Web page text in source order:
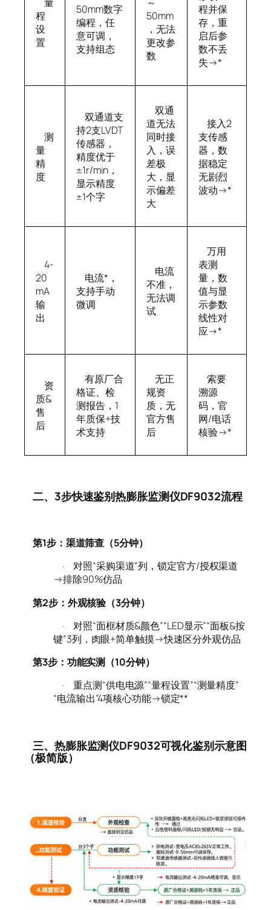
程
设
置
50mm数字
编程，任
意可调，
支持组态
50mm
，无法
更改参
数
程并保
存，重
启后参
数不丢
失→*
测
量
精
度
双通道支
持2支LVDT
传感器，
精度优于
±1r/min，
显示精度
±1个字
双通
道无法
同时接
入，误
差极
大，显
示偏差
大
接入2
支传感
器，数
据稳定
无剧烈
波动→*
4-
20
mA
输
出
电流*，
支持手动
微调
电流
不准，
无法调
试
万用
表测
量，数
值与显
示参数
线性对
应→*
资
质&
售
后
有原厂合
格证、检
测报告，1
年质保+技
术支持
无正
规资
质，无
官方售
后
索要
溯源
码，官
网/电话
核验→*
二、3步快速鉴别热膨胀监测仪DF9032流程
第1步：渠道筛查（5分钟）
·
对照“采购渠道”列，锁定官方/授权渠道
→排除90%仿品
第2步：外观核验（3分钟）
·
对照“面框材质&颜色”“LED显示”“面板&按
键”3列，肉眼+简单触摸→快速区分外观仿品
第3步：功能实测（10分钟）
·
重点测“供电电源”“量程设置”“测量精度”
“电流输出”4项核心功能→锁定**
三、热膨胀监测仪DF9032可视化鉴别示意图
（极简版）